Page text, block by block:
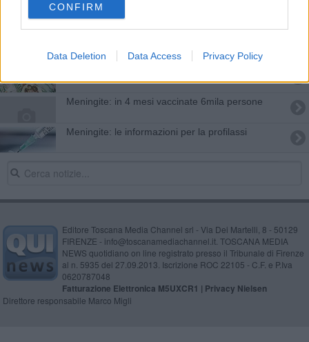
CONFIRM
Data Deletion Data Access Privacy Policy
Caso di meningite, Asl rettifica: è angina settica
Meningite: in 4 mesi vaccinate 6mila persone
Meningite: le informazioni per la profilassi
Editore Toscana Media Channel srl - Via Dei Martelli, 8 - 50129
FIRENZE - info@toscanamediachannel.it. TOSCANA MEDIA
NEWS quotidiano on line registrato presso il Tribunale di Firenze
al n. 5935 del 27.09.2013. Iscrizione ROC 22105 - C.F. e P.Iva
0620787048
Fatturazione Elettronica M5UXCR1 | Privacy Nielsen
Direttore responsabile Marco Migli